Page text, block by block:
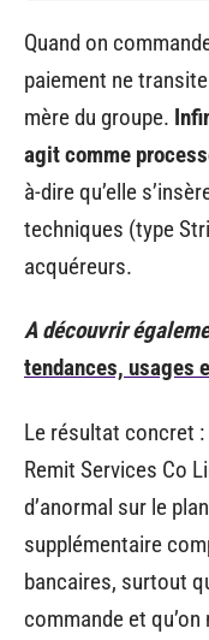
Quand on
paiement ne
mère du groupe.
agit comme
à-dire qu’elle
techniques (type
acquéreurs.
A découvrir
tendances, usages
Le résultat concret
Remit Services Co
d’anormal sur le
supplémentaire
bancaires, surtout
commande et